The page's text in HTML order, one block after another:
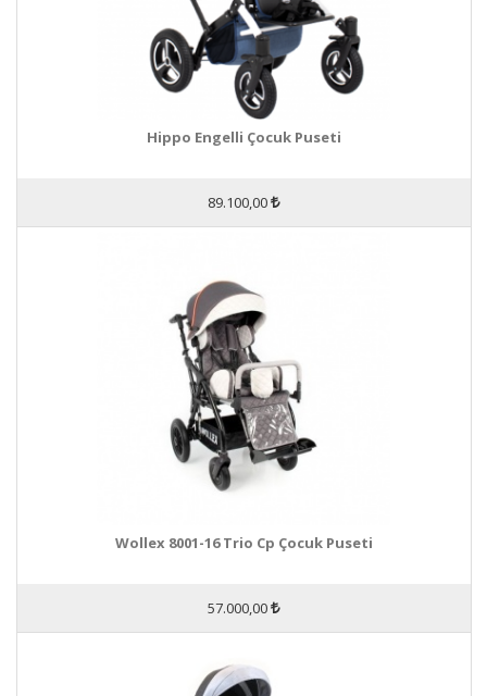
Hippo Engelli Çocuk Puseti
89.100,00
Wollex 8001-16 Trio Cp Çocuk Puseti
57.000,00